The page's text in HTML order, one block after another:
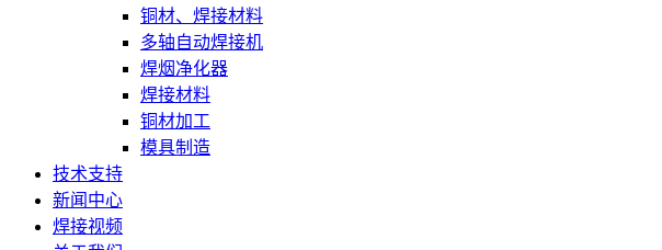
铜材、焊接材料
多轴自动焊接机
焊烟净化器
焊接材料
铜材加工
模具制造
技术支持
新闻中心
焊接视频